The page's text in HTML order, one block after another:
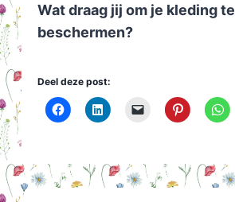
Wat draag jij om je kleding te
beschermen?
Deel deze post: